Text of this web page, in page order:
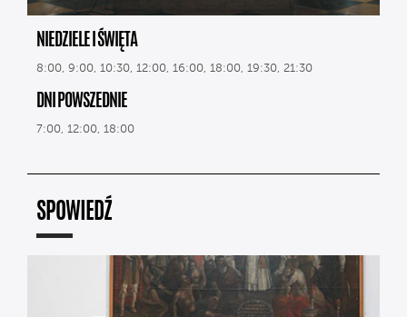
NIEDZIELE I ŚWIĘTA
8:00, 9:00, 10:30, 12:00, 16:00, 18:00, 19:30, 21:30
DNI POWSZEDNIE
7:00, 12:00, 18:00
SPOWIEDŹ